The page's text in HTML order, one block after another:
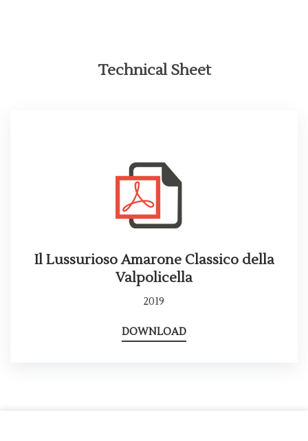
Technical Sheet
Il Lussurioso Amarone Classico della
Valpolicella
2019
DOWNLOAD